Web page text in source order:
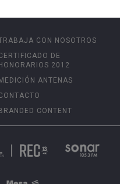
CON NOSOTROS
DE
2012
ANTENAS
CONTENT